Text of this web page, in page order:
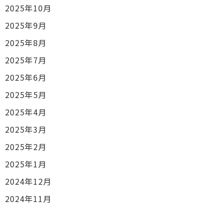
2025年10月
2025年9月
2025年8月
2025年7月
2025年6月
2025年5月
2025年4月
2025年3月
2025年2月
2025年1月
2024年12月
2024年11月